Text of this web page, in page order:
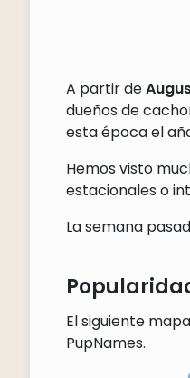
A partir de
dueños de
esta época el
Hemos visto
estacionales o
La semana
El siguiente
PupNames.